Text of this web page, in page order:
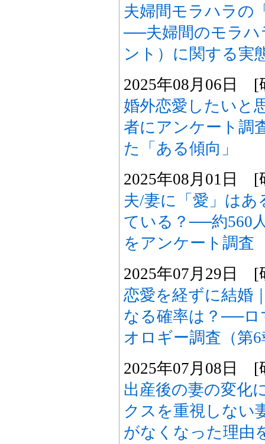
夫婦間モラハラの
──夫婦間のモラ
ント）に関する実
2025年08月06日 [
婚外恋愛したいと
者にアンケート調
た「ある傾向」
2025年08月01日 [
夫/妻に「愛」はあ
ている？──約560
をアンケート調査
2025年07月29日 [
恋愛を経ずに結婚
なる確率は？──
オロギー調査（第
2025年07月08日 [
出産後の妻の変化
クスを重視しない
がなくなった理由